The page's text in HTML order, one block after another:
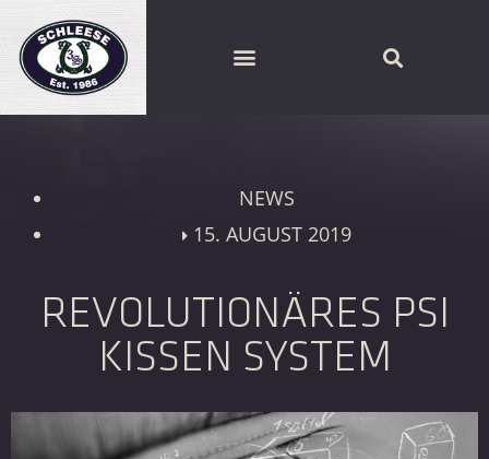
NEWS
15. AUGUST 2019
REVOLUTIONÄRES PSI
KISSEN SYSTEM